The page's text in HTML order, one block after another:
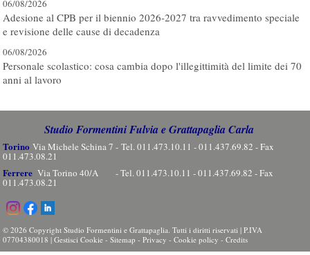
06/08/2026
Adesione al CPB per il biennio 2026-2027 tra ravvedimento speciale
e revisione delle cause di decadenza
06/08/2026
Personale scolastico: cosa cambia dopo l'illegittimità del limite dei 70
anni al lavoro
Studio Formentini Fulvia e Grattapaglia Carla
Torino Via Michele Schina 7 - Tel. 011.473.10.11 - 011.437.69.82 - Fax
011.473.08.21
Ferrere Via Torino 40/A - Tel. 011.473.10.11 - 011.437.69.82 - Fax
011.473.08.21
© 2026 Copyright Studio Formentini e Grattapaglia. Tutti i diritti riservati | P.IVA
07704380018 |Gestisci Cookie -Sitemap -Privacy -Cookie policy -Credits